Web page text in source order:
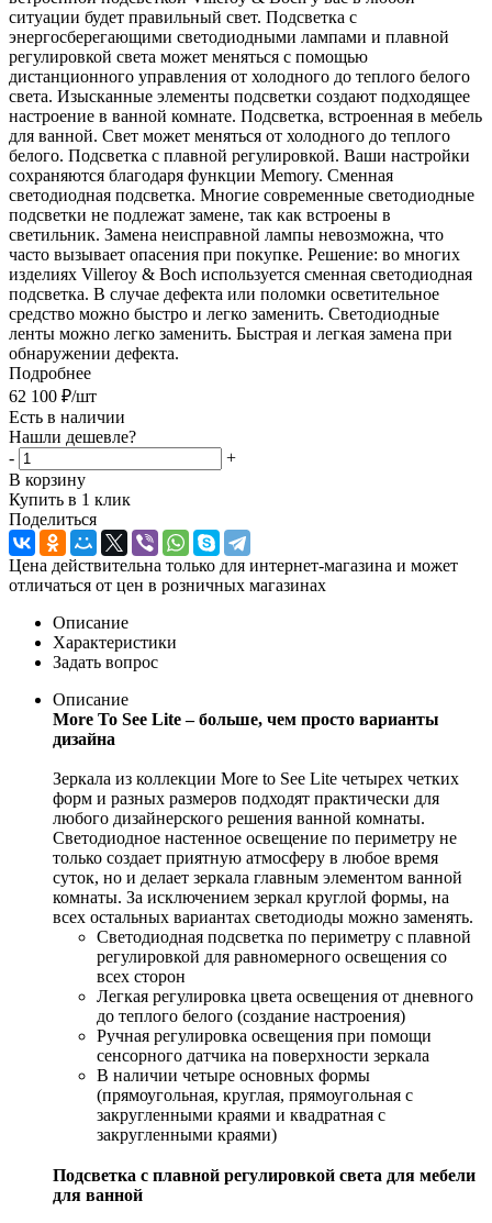
ситуации будет правильный свет. Подсветка с
энергосберегающими светодиодными лампами и плавной
регулировкой света может меняться с помощью
дистанционного управления от холодного до теплого белого
света. Изысканные элементы подсветки создают подходящее
настроение в ванной комнате. Подсветка, встроенная в мебель
для ванной. Свет может меняться от холодного до теплого
белого. Подсветка с плавной регулировкой. Ваши настройки
сохраняются благодаря функции Memory. Сменная
светодиодная подсветка. Многие современные светодиодные
подсветки не подлежат замене, так как встроены в
светильник. Замена неисправной лампы невозможна, что
часто вызывает опасения при покупке. Решение: во многих
изделиях Villeroy & Boch используется сменная светодиодная
подсветка. В случае дефекта или поломки осветительное
средство можно быстро и легко заменить. Светодиодные
ленты можно легко заменить. Быстрая и легкая замена при
обнаружении дефекта.
Подробнее
62 100 ₽/шт
Есть в наличии
Нашли дешевле?
-
+
В корзину
Купить в 1 клик
Поделиться
Цена действительна только для интернет-магазина и может
отличаться от цен в розничных магазинах
Описание
Характеристики
Задать вопрос
Описание
More To See Lite – больше, чем просто варианты
дизайна
Зеркала из коллекции More to See Lite четырех четких
форм и разных размеров подходят практически для
любого дизайнерского решения ванной комнаты.
Светодиодное настенное освещение по периметру не
только создает приятную атмосферу в любое время
суток, но и делает зеркала главным элементом ванной
комнаты. За исключением зеркал круглой формы, на
всех остальных вариантах светодиоды можно заменять.
Светодиодная подсветка по периметру с плавной
регулировкой для равномерного освещения со
всех сторон
Легкая регулировка цвета освещения от дневного
до теплого белого (создание настроения)
Ручная регулировка освещения при помощи
сенсорного датчика на поверхности зеркала
В наличии четыре основных формы
(прямоугольная, круглая, прямоугольная с
закругленными краями и квадратная с
закругленными краями)
Подсветка с плавной регулировкой света для мебели
для ванной